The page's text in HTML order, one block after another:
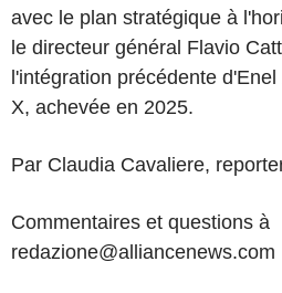
avec le plan stratégique à
le directeur général Flavio
l'intégration précédente
X, achevée en 2025.
Par Claudia Cavaliere,
Commentaires et questions à
redazione@alliancenews.com